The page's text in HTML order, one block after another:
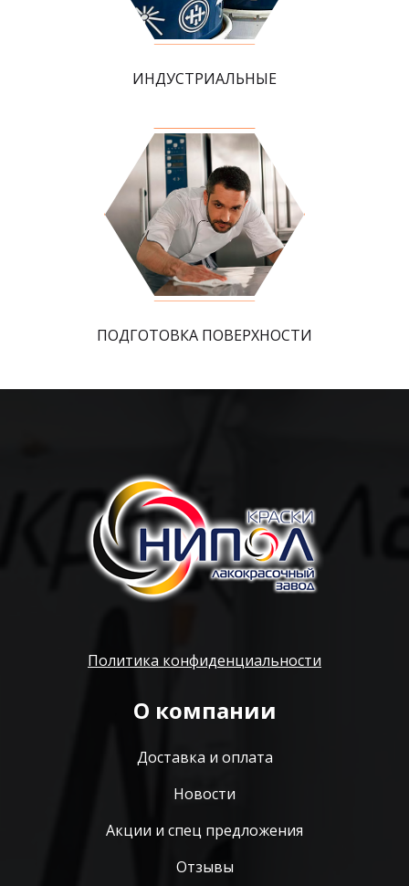
ИНДУСТРИАЛЬНЫЕ
ПОДГОТОВКА ПОВЕРХНОСТИ
Политика конфиденциальности
О компании
Доставка и оплата
Новости
Акции и спец предложения
Отзывы